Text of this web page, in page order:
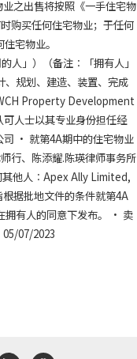
之出售将按照《一手住宅物
购买任何住宅物业；于任何
宅物业。
」）（备注︰「拥有人」
、规划、建造、装置、完成
Property Development
人士以其专业身份担任经
司 • 就第4A期中的住宅物业
行、陈添耀.陈瑛律师事务所
其他人︰Apex Ally Limited,
据批地文件的条件就第4A
拥有人的同意下发布。 • 卖
07/2023